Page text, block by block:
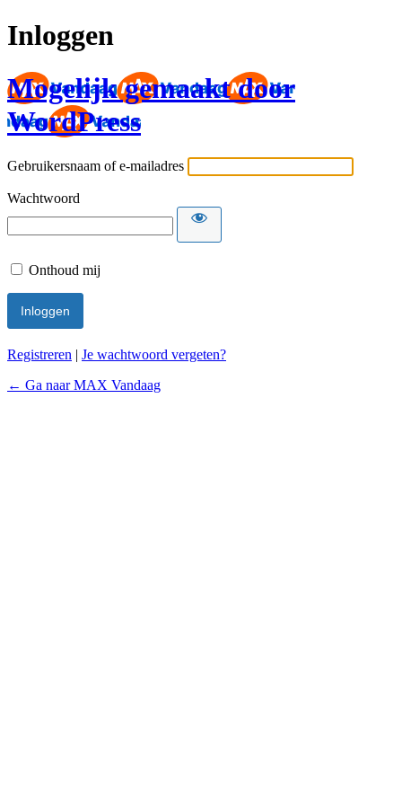
Inloggen
Mogelijk gemaakt door
WordPress
Gebruikersnaam of e-mailadres
Wachtwoord
Onthoud mij
Registreren | Je wachtwoord vergeten?
← Ga naar MAX Vandaag